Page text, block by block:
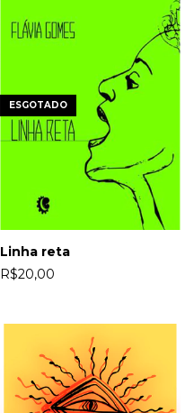
ESGOTADO
Linha reta
R$20,00